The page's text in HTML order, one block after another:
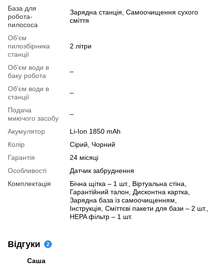
База для
робота-
пилососа
Зарядна станція, Самоочищення сухого
сміття
Об’єм
пилозбірника
станції
2 літри
Об'єм води в
баку робота
–
Об'єм води в
станції
–
Подача
миючого засобу
–
Акумулятор
Li-Ion 1850 mAh
Колір
Сірий, Чорний
Гарантія
24 місяці
Особливості
Датчик забруднення
Комплектація
Бічна щітка – 1 шт., Віртуальна стіна,
Гарантійний талон, Дисконтна картка,
Зарядна база із самоочищенням,
Інструкція, Сміттєві пакети для бази – 2 шт.,
HEPA фільтр – 1 шт.
Відгуки 2
Саша